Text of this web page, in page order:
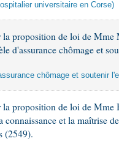
universitaire en Corse)
proposition de loi de Mme
d'assurance chômage et
chômage et soutenir
proposition de loi de Mme
et la maîtrise
(2549).